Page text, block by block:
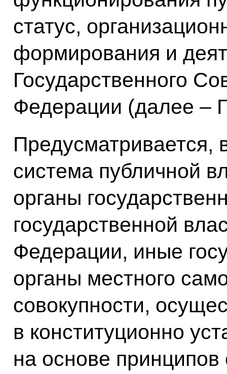
статус,
формирования и
Государственного
Федерации (далее –
Предусматривается,
система публичной
органы
государственной
Федерации, иные
органы местного
совокупности,
в конституционно
на основе принципов